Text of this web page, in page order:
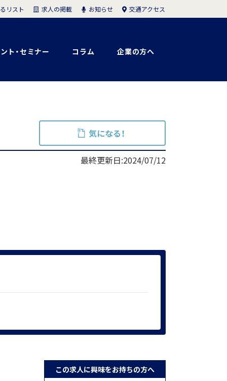
ト・セミナー コラム 企業の方へ
リスト 求人の掲載 お知らせ 交通アクセス
気になる！
最終更新日:2024/07/12
この求人に興味をお持ちの方へ